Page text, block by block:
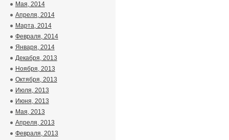
Мая, 2014
Апреля, 2014
Марта, 2014
Февраля, 2014
Января, 2014
Декабря, 2013
Ноября, 2013
Октября, 2013
Июля, 2013
Июня, 2013
Мая, 2013
Апреля, 2013
Февраля, 2013